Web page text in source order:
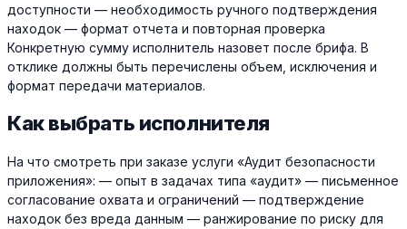
доступности — необходимость ручного подтверждения
находок — формат отчета и повторная проверка
Конкретную сумму исполнитель назовет после брифа. В
отклике должны быть перечислены объем, исключения и
формат передачи материалов.
Как выбрать исполнителя
На что смотреть при заказе услуги «Аудит безопасности
приложения»: — опыт в задачах типа «аудит» — письменное
согласование охвата и ограничений — подтверждение
находок без вреда данным — ранжирование по риску для